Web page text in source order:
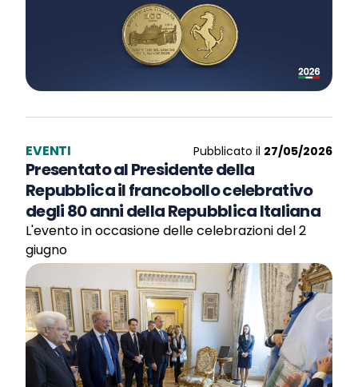
EVENTI Pubblicato il 27/05/2026
Presentato al Presidente della
Repubblica il francobollo celebrativo
degli 80 anni della Repubblica Italiana
L'evento in occasione delle celebrazioni del 2
giugno